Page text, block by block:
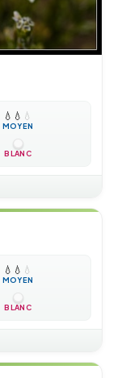
💧 💧 💧
MOYEN
BLANC
💧 💧 💧
MOYEN
BLANC